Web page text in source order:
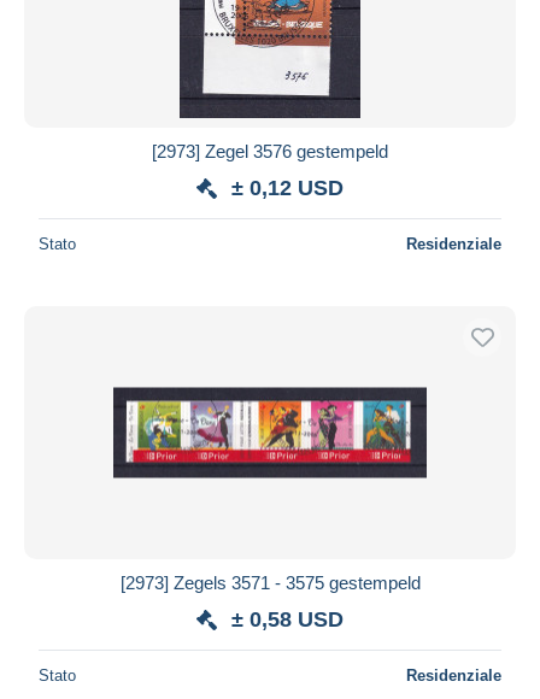
[2973] Zegel 3576 gestempeld
± 0,12 USD
Stato Residenziale
[2973] Zegels 3571 - 3575 gestempeld
± 0,58 USD
Stato Residenziale